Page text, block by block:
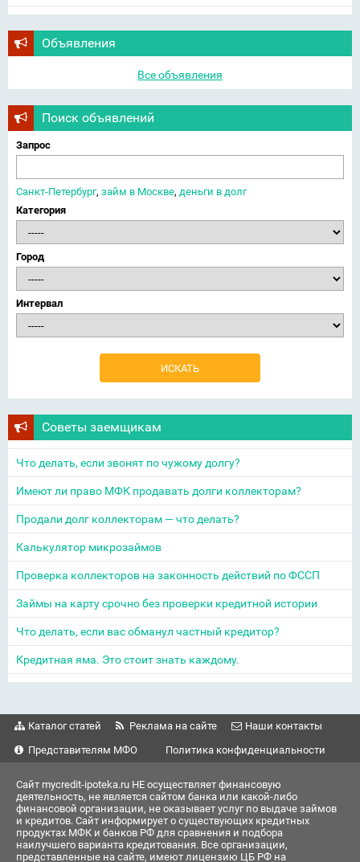
Объявления
Все объявления
Поиск объявлений
Запрос
Санкт-Петербург, займ в Москве, деньги в долг
Категория
Город
Интервал
Советы заемщикам
Что делать, если звонят по чужому долгу?
Имеют ли право МФК продавать долги коллекторам?
Продали долг коллекторам — что делать?
Калькулятор микрозаймов
Проверка коллекторов на законность действий по ФССП
Займы на карту срочно без проверки кредитной истории
Что делать, если вас обманул частный кредитор?
Кредитная яма. Это стоит знать каждому.
Каталог статей Реклама на сайте
Наши контакты
Представителям МФО
Политика конфиденциальности
Сайт mycredit-ipoteka.ru НЕ осуществляет финансовую
деятельность, не является сайтом банка или какой-либо
финансовой организации, не оказывает услуг по выдаче займов
и кредитов. Сайт информирует о существующих кредитных
продуктах МФК и банков РФ для сравнения и подбора
наилучшего варианта кредитования. Все организации,
представленные на сайте, имеют лицензию ЦБ РФ на